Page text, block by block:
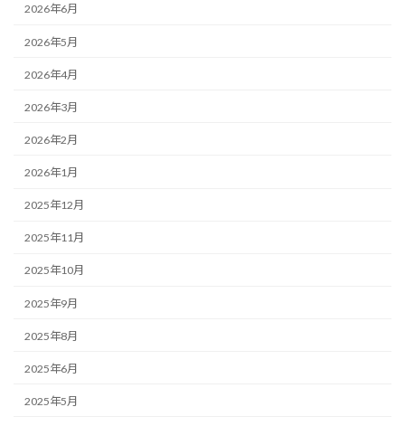
2026年6月
2026年5月
2026年4月
2026年3月
2026年2月
2026年1月
2025年12月
2025年11月
2025年10月
2025年9月
2025年8月
2025年6月
2025年5月